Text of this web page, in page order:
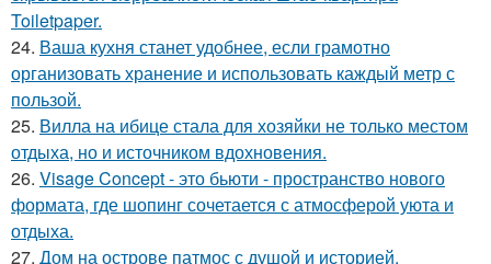
Toiletpaper.
24. Ваша кухня станет удобнее, если грамотно
организовать хранение и использовать каждый метр с
пользой.
25. Вилла на ибице стала для хозяйки не только местом
отдыха, но и источником вдохновения.
26. Visage Concept - это бьюти - пространство нового
формата, где шопинг сочетается с атмосферой уюта и
отдыха.
27. Дом на острове патмос с душой и историей.